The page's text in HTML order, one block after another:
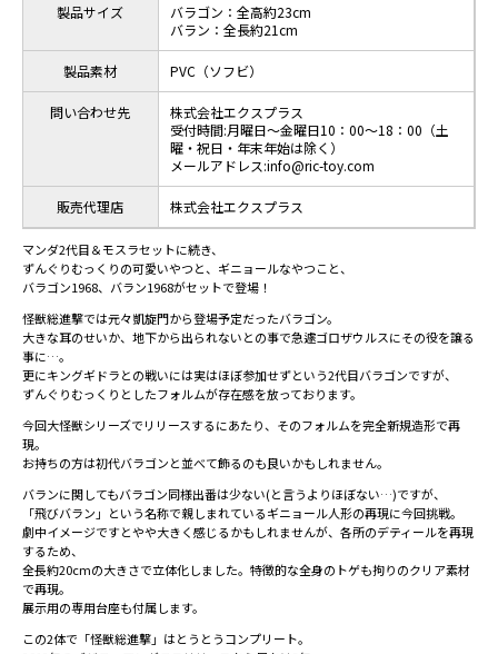
製品サイズ
バラゴン：全高約23cm
バラン：全長約21cm
製品素材 PVC（ソフビ）
問い合わせ先
株式会社エクスプラス
受付時間:月曜日～金曜日10：00～18：00（土
曜・祝日・年末年始は除く）
メールアドレス:info@ric-toy.com
販売代理店 株式会社エクスプラス
マンダ2代目＆モスラセットに続き、
ずんぐりむっくりの可愛いやつと、ギニョールなやつこと、
バラゴン1968、バラン1968がセットで登場！
怪獣総進撃では元々凱旋門から登場予定だったバラゴン。
大きな耳のせいか、地下から出られないとの事で急遽ゴロザウルスにその役を譲る
事に…。
更にキングギドラとの戦いには実はほぼ参加せずという2代目バラゴンですが、
ずんぐりむっくりとしたフォルムが存在感を放っております。
今回大怪獣シリーズでリリースするにあたり、そのフォルムを完全新規造形で再
現。
お持ちの方は初代バラゴンと並べて飾るのも良いかもしれません。
バランに関してもバラゴン同様出番は少ない(と言うよりほぼない…)ですが、
「飛びバラン」という名称で親しまれているギニョール人形の再現に今回挑戦。
劇中イメージですとやや大きく感じるかもしれませんが、各所のデティールを再現
するため、
全長約20cmの大きさで立体化しました。特徴的な全身のトゲも拘りのクリア素材
で再現。
展示用の専用台座も付属します。
この2体で「怪獣総進撃」はとうとうコンプリート。